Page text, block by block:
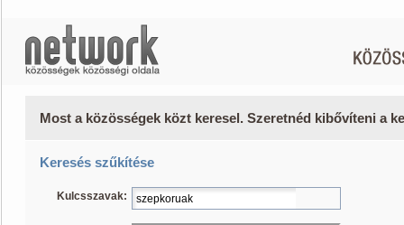
Most a közösségek közt keresel. Szeretnéd kibővíteni a
Keresés szűkítése
Kulcsszavak: